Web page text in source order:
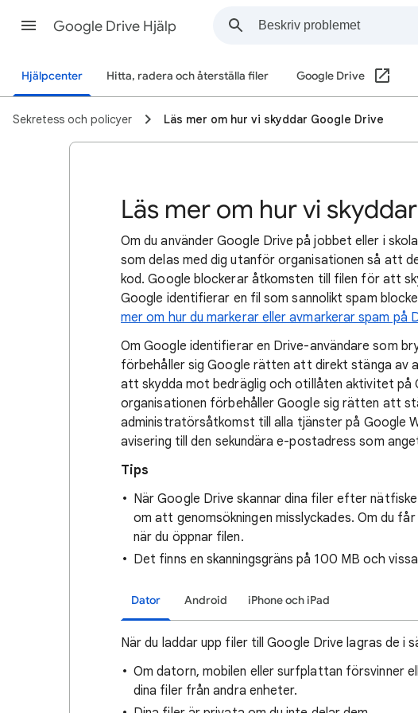
Google Drive Hjälp
Hjälpcenter Hitta, radera och återställa filer Google Drive
Sekretess och policyer Läs mer om hur vi skyddar Google Drive
Läs mer om hur vi
Om du använder Google Drive på jobbet eller i
som delas med dig utanför organisationen så att
kod. Google blockerar åtkomsten till filen för att
Google identifierar en fil som sannolikt spam
mer om hur du markerar eller avmarkerar spam på
Om Google identifierar en Drive-användare som
förbehåller sig Google rätten att direkt stänga av
att skydda mot bedräglig och otillåten aktivitet på
organisationen förbehåller Google sig rätten att
administratörsåtkomst till alla tjänster på Google
avisering till den sekundära e-postadress som
Tips
När Google Drive skannar dina filer efter
om att genomsökningen misslyckades. Om du
när du öppnar filen.
Det finns en skanningsgräns på 100 MB och
Dator Android iPhone och iPad
När du laddar upp filer till Google Drive lagras de i
Om datorn, mobilen eller surfplattan försvinner
dina filer från andra enheter.